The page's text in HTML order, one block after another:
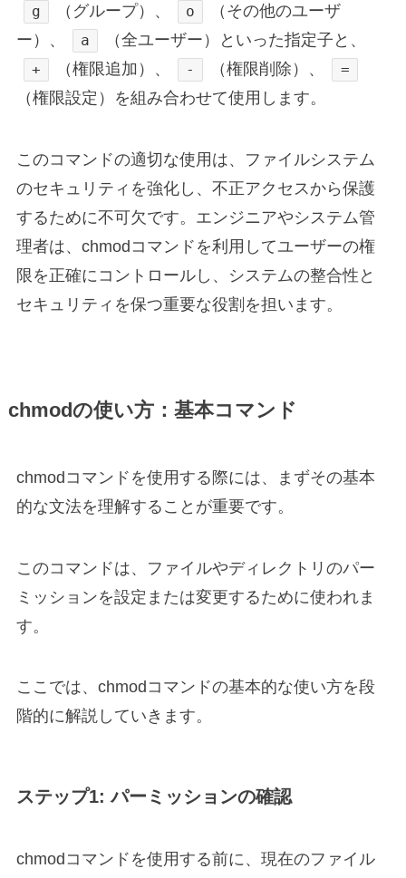
g （グループ）、 o
（その他のユーザ
ー）、
a （全ユーザー）といった指定子と、
+ （権限追加）、 - （権限削除）、 =
（権限設定）を組み合わせて使用します。
このコマンドの適切な使用は、ファイルシステム
のセキュリティを強化し、不正アクセスから保護
するために不可欠です。エンジニアやシステム管
理者は、chmodコマンドを利用してユーザーの権
限を正確にコントロールし、システムの整合性と
セキュリティを保つ重要な役割を担います。
chmodの使い方：基本コマンド
chmodコマンドを使用する際には、まずその基本
的な文法を理解することが重要です。
このコマンドは、ファイルやディレクトリのパー
ミッションを設定または変更するために使われま
す。
ここでは、chmodコマンドの基本的な使い方を段
階的に解説していきます。
ステップ1: パーミッションの確認
chmodコマンドを使用する前に、現在のファイル